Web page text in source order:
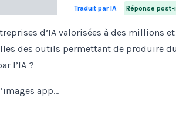
Traduit par IA Réponse post-
d’IA valorisées à des millions
des outils permettant de produire
l’IA ?
app…